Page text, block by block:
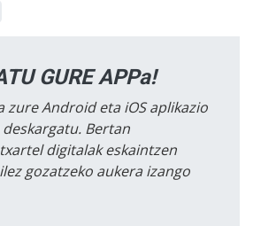
GURE APPa!
zure Android eta iOS aplikazio
Bertan
digitalak eskaintzen
gozatzeko aukera izango